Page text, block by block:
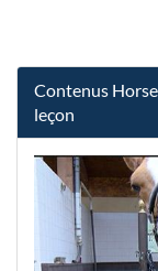
Contenus
leçon